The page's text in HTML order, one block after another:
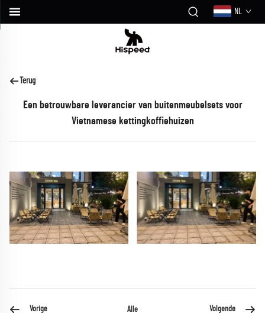
NL
Terug
Een betrouwbare leverancier van buitenmeubelsets voor
Vietnamese kettingkoffiehuizen
Vorige Alle Volgende